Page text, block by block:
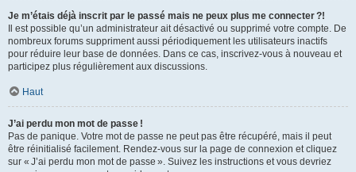
Je m’étais déjà inscrit par le passé mais ne peux plus me connecter ?!
Il est possible qu’un administrateur ait désactivé ou supprimé votre compte. De
nombreux forums suppriment aussi périodiquement les utilisateurs inactifs
pour réduire leur base de données. Dans ce cas, inscrivez-vous à nouveau et
participez plus régulièrement aux discussions.
Haut
J’ai perdu mon mot de passe !
Pas de panique. Votre mot de passe ne peut pas être récupéré, mais il peut
être réinitialisé facilement. Rendez-vous sur la page de connexion et cliquez
sur « J’ai perdu mon mot de passe ». Suivez les instructions et vous devriez